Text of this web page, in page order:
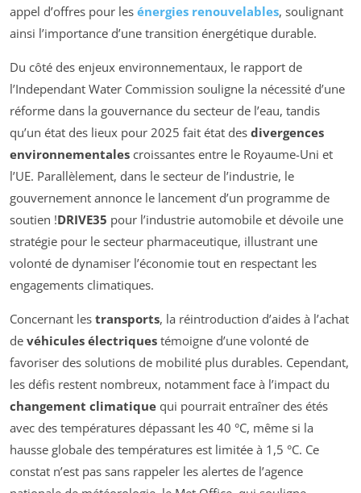
appel d’offres pour les énergies renouvelables, soulignant
ainsi l’importance d’une transition énergétique durable.
Du côté des enjeux environnementaux, le rapport de
l’Independant Water Commission souligne la nécessité d’une
réforme dans la gouvernance du secteur de l’eau, tandis
qu’un état des lieux pour 2025 fait état des divergences
environnementales croissantes entre le Royaume-Uni et
l’UE. Parallèlement, dans le secteur de l’industrie, le
gouvernement annonce le lancement d’un programme de
soutien !DRIVE35 pour l’industrie automobile et dévoile une
stratégie pour le secteur pharmaceutique, illustrant une
volonté de dynamiser l’économie tout en respectant les
engagements climatiques.
Concernant les transports, la réintroduction d’aides à l’achat
de véhicules électriques témoigne d’une volonté de
favoriser des solutions de mobilité plus durables. Cependant,
les défis restent nombreux, notamment face à l’impact du
changement climatique qui pourrait entraîner des étés
avec des températures dépassant les 40 °C, même si la
hausse globale des températures est limitée à 1,5 °C. Ce
constat n’est pas sans rappeler les alertes de l’agence